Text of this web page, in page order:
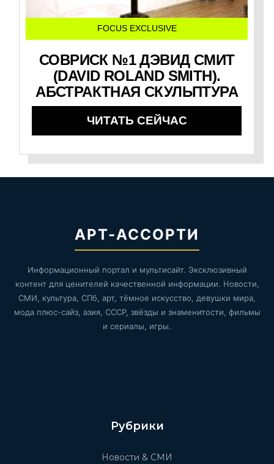
FOCUS EXCLUSIVE
СОВРИСК №1 ДЭВИД СМИТ
(DAVID ROLAND SMITH).
АБСТРАКТНАЯ СКУЛЬПТУРА
ЧИТАТЬ СЕЙЧАС
АРТ-АССОРТИ
Информационный портал и мультисайт. Эксклюзивный
контент для ценителей качественной информации. Новости,
СМИ, культура, СПб, арт, тёмное искусство, девушки мира,
мода плюс-сайз, азия, СССР, звёзды и знаменитости, фильмы
и сериалы, игры.
Рубрики
Новости & СМИ